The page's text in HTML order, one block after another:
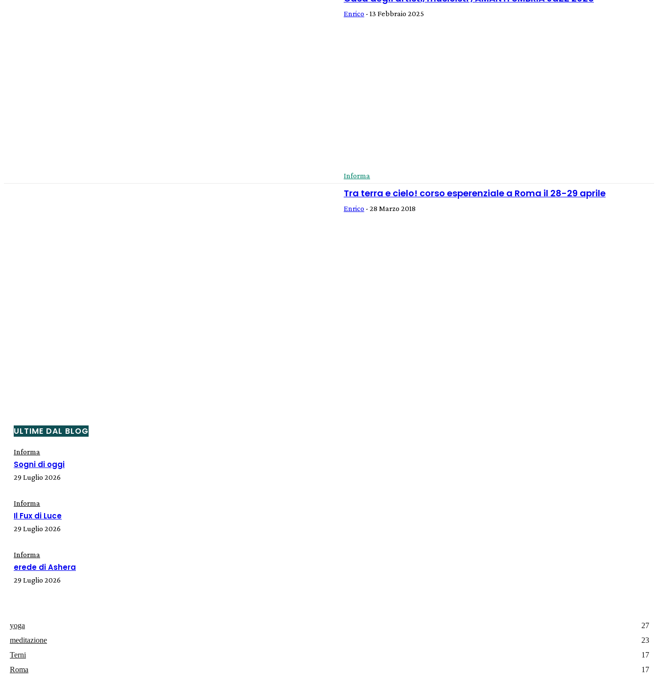
Enrico - 13 Febbraio 2025
Informa
Tra terra e cielo! corso esperenziale a Roma il 28-29 aprile
Enrico - 28 Marzo 2018
ULTIME DAL BLOG
Informa
Sogni di oggi
29 Luglio 2026
Informa
Il Fux di Luce
29 Luglio 2026
Informa
erede di Ashera
29 Luglio 2026
yoga
27
meditazione
23
Terni
17
Roma
17